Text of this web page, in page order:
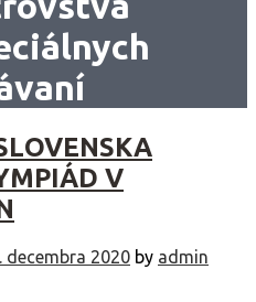
V
decembra 2020 by admin